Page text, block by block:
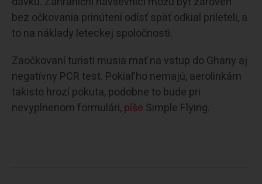
bez očkovania prinútení odísť späť odkial prileteli, a
to na náklady leteckej spoločnosti.
Zaočkovaní turisti musia mať na vstup do Ghany aj
negatívny PCR test. Pokiaľ ho nemajú, aerolinkám
takisto hrozí pokuta, podobne to bude pri
nevyplnenom formulári, píše Simple Flying.